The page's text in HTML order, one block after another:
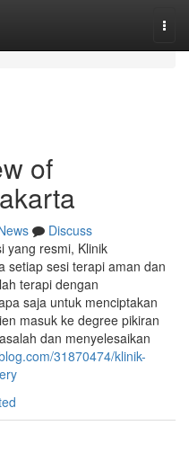
of
Discuss
yang resmi, Klinik
setiap sesi terapi aman dan
terapi dengan
saja untuk menciptakan
masuk ke degree pikiran
dan menyelesaikan
31870474/klinik-